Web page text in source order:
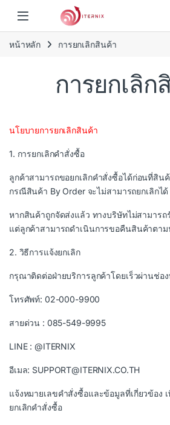
หน้าหลัก การยกเลิกสินค้า
การยกเลิก
นโยบายการยกเลิกสินค้า
1. การยกเลิกคำสั่งซื้อ
ลูกค้าสามารถขอยกเลิกคำสั่งซื้อได้ก่อนที่สิน
กรณีสินค้า By Order จะไม่สามารถยกเลิกได้
หากสินค้าถูกจัดส่งแล้ว ทางบริษัทไม่สามารถ
แต่ลูกค้าสามารถดำเนินการขอคืนสินค้าตา
2. วิธีการแจ้งยกเลิก
กรุณาติดต่อฝ่ายบริการลูกค้าโดยเร็วผ่านช่อง
โทรศัพท์: 02-000-9900
สายด่วน : 085-549-9995
LINE : @ITERNIX
อีเมล: SUPPORT@ITERNIX.CO.TH
แจ้งหมายเลขคำสั่งซื้อและข้อมูลที่เกี่ยวข้อง
ยกเลิกคำสั่งซื้อ